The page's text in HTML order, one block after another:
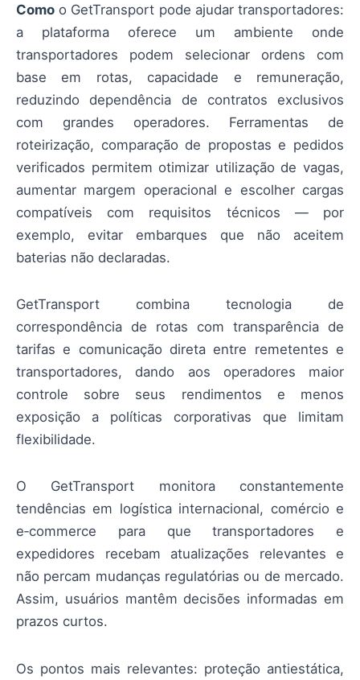
Como o GetTransport pode ajudar transportadores:
a plataforma oferece um ambiente onde
transportadores podem selecionar ordens com
base em rotas, capacidade e remuneração,
reduzindo dependência de contratos exclusivos
com grandes operadores. Ferramentas de
roteirização, comparação de propostas e pedidos
verificados permitem otimizar utilização de vagas,
aumentar margem operacional e escolher cargas
compatíveis com requisitos técnicos — por
exemplo, evitar embarques que não aceitem
baterias não declaradas.
GetTransport combina tecnologia de
correspondência de rotas com transparência de
tarifas e comunicação direta entre remetentes e
transportadores, dando aos operadores maior
controle sobre seus rendimentos e menos
exposição a políticas corporativas que limitam
flexibilidade.
O GetTransport monitora constantemente
tendências em logística internacional, comércio e
e‑commerce para que transportadores e
expedidores recebam atualizações relevantes e
não percam mudanças regulatórias ou de mercado.
Assim, usuários mantêm decisões informadas em
prazos curtos.
Os pontos mais relevantes: proteção antiestática,